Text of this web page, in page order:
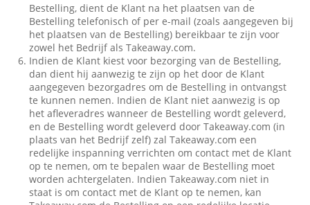
Bestelling, dient de Klant na het plaatsen van de
Bestelling telefonisch of per e-mail (zoals aangegeven bij
het plaatsen van de Bestelling) bereikbaar te zijn voor
zowel het Bedrijf als Takeaway.com.
Indien de Klant kiest voor bezorging van de Bestelling,
dan dient hij aanwezig te zijn op het door de Klant
aangegeven bezorgadres om de Bestelling in ontvangst
te kunnen nemen. Indien de Klant niet aanwezig is op
het afleveradres wanneer de Bestelling wordt geleverd,
en de Bestelling wordt geleverd door Takeaway.com (in
plaats van het Bedrijf zelf) zal Takeaway.com een
redelijke inspanning verrichten om contact met de Klant
op te nemen, om te bepalen waar de Bestelling moet
worden achtergelaten. Indien Takeaway.com niet in
staat is om contact met de Klant op te nemen, kan